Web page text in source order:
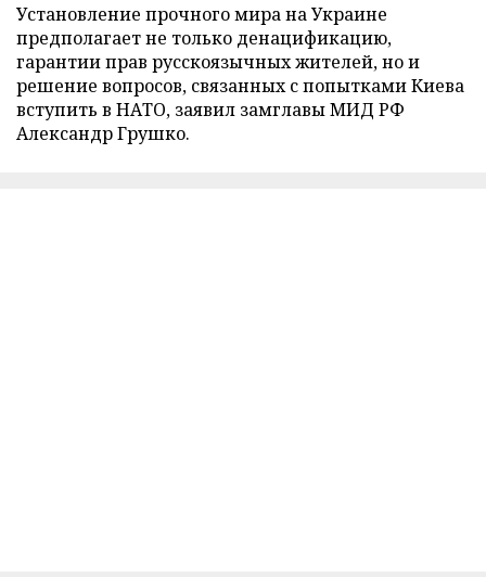
Установление прочного мира на Украине
предполагает не только денацификацию,
гарантии прав русскоязычных жителей, но и
решение вопросов, связанных с попытками Киева
вступить в НАТО, заявил замглавы МИД РФ
Александр Грушко.